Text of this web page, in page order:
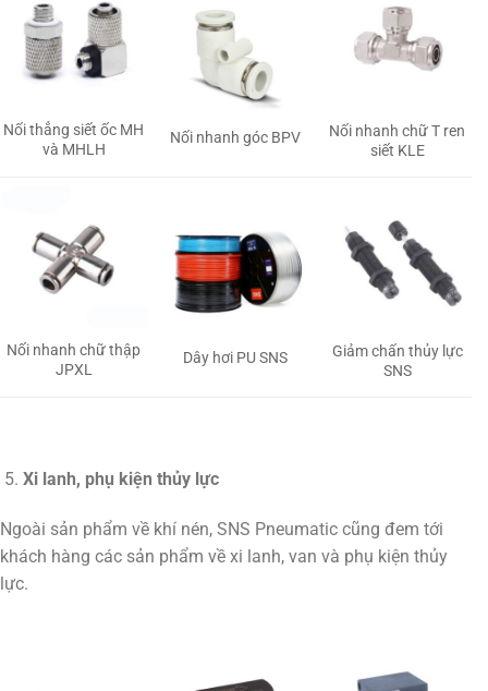
Nối thẳng siết ốc MH
và MHLH
Nối nhanh góc BPV
Nối nhanh chữ T ren
siết KLE
Nối nhanh chữ thập
JPXL
Dây hơi PU SNS
Giảm chấn thủy lực
SNS
Xi lanh, phụ kiện thủy lực
Ngoài sản phẩm về khí nén, SNS Pneumatic cũng đem tới
khách hàng các sản phẩm về xi lanh, van và phụ kiện thủy
lực.